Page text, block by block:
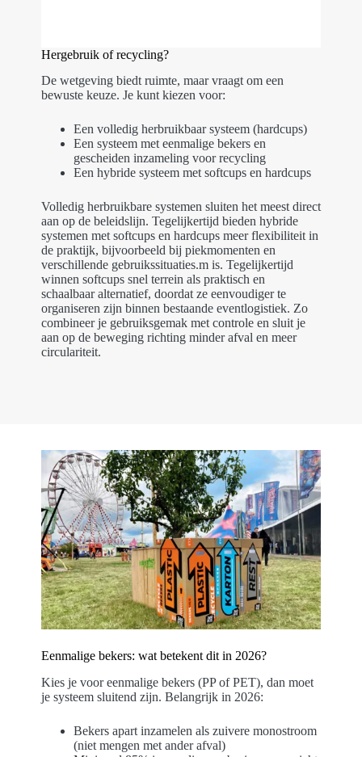
Hergebruik of recycling?
De wetgeving biedt ruimte, maar vraagt om een
bewuste keuze. Je kunt kiezen voor:
Een volledig herbruikbaar systeem (hardcups)
Een systeem met eenmalige bekers en
gescheiden inzameling voor recycling
Een hybride systeem met softcups en hardcups
Volledig herbruikbare systemen sluiten het meest direct
aan op de beleidslijn. Tegelijkertijd bieden hybride
systemen met softcups en hardcups meer flexibiliteit in
de praktijk, bijvoorbeeld bij piekmomenten en
verschillende gebruikssituaties.m is. Tegelijkertijd
winnen softcups snel terrein als praktisch en
schaalbaar alternatief, doordat ze eenvoudiger te
organiseren zijn binnen bestaande eventlogistiek. Zo
combineer je gebruiksgemak met controle en sluit je
aan op de beweging richting minder afval en meer
circulariteit.
Eenmalige bekers: wat betekent dit in 2026?
Kies je voor eenmalige bekers (PP of PET), dan moet
je systeem sluitend zijn. Belangrijk in 2026:
Bekers apart inzamelen als zuivere monostroom
(niet mengen met ander afval)